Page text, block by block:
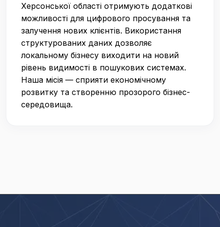
Херсонської області отримують додаткові
можливості для цифрового просування та
залучення нових клієнтів. Використання
структурованих даних дозволяє
локальному бізнесу виходити на новий
рівень видимості в пошукових системах.
Наша місія — сприяти економічному
розвитку та створенню прозорого бізнес-
середовища.